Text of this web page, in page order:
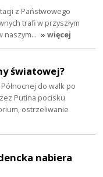
z Państwowego
trafi w przyszłym
naszym… » więcej
światowej?
do walk po
Putina pocisku
ostrzeliwanie
nabiera